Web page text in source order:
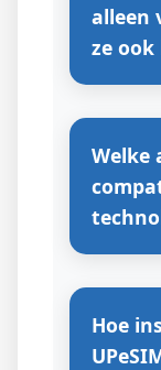
alleen
ze ook
Welke
Hoe